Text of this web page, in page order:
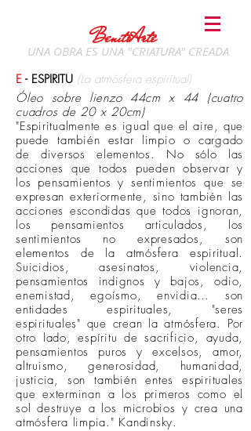
UNA OBRA ES UNA "CRIATURA" CREADA
BenitoArte
Óleo sobre lienzo 44cm x 44 (cuatro
cuadros de 20 x 20cm)
"Espiritualmente es igual que el aire, que
puede también estar limpio o cargado
de diversos elementos. No sólo las
acciones que todos pueden observar y
los pensamientos y sentimientos que se
expresan exteriormente, sino también las
acciones escondidas que todos ignoran,
los pensamientos articulados, los
sentimientos no expresados, son
elementos de la atmósfera espiritual.
Suicidios, asesinatos, violencia,
pensamientos indignos y bajos, odio,
enemistad, egoísmo, envidia… son
entidades espirituales, "seres
espirituales" que crean la atmósfera. Por
otro lado, espíritu de sacrificio, ayuda,
pensamientos puros y excelsos, amor,
altruismo, generosidad, humanidad,
justicia, son también entes espirituales
que exterminan a los primeros como el
sol destruye a los microbios y crea una
atmósfera limpia." Kandinsky.
E - ESPIRITU (La atmósfera espiritual)